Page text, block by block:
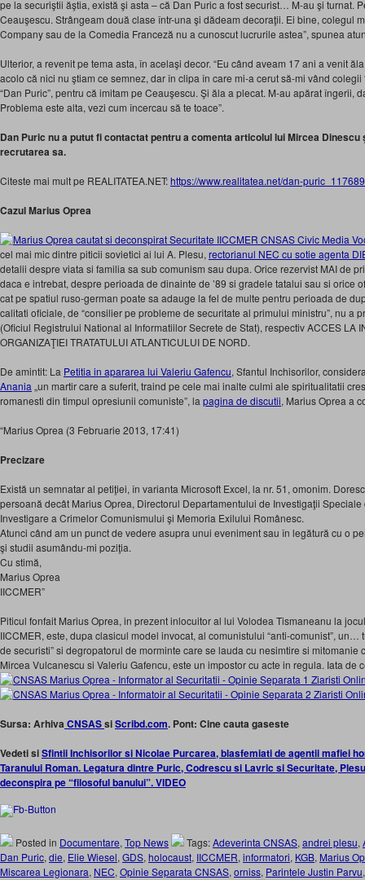
pe la securiştii ăştia, există şi asta – că Dan Puric a fost securist… M-au şi turnat.
Ceauşescu. Strângeam două clase într-una şi dădeam decoraţii. Ei bine, colegul
Company sau de la Comedia Franceză nu a cunoscut lucrurile astea”, spunea
Ulterior, a revenit pe tema asta, în acelaşi decor. “Eu când aveam 17 ani a venit
acolo că nici nu ştiam ce semnez, dar în clipa în care mi-a cerut să-mi vând colegii
“Dan Puric”, pentru că imitam pe Ceauşescu. Şi ăla a plecat. M-au apărat îngerii,
Problema este alta, vezi cum încercau să te toace”.
Dan Puric nu a putut fi contactat pentru a comenta articolul lui Mircea
recrutarea sa.
Citeste mai mult pe REALITATEA.NET:https://www.realitatea.net/dan-
Cazul Marius Oprea
cel mai mic dintre piticii sovietici ai lui A. Plesu, rectorianul NEC cu sotie agenta
detalii despre viata si familia sa sub comunism sau dupa. Orice rezervist MAI de
daca e intrebat, despre perioada de dinainte de ’89 si gradele tatalui sau si orice
cat pe spatiul ruso-german poate sa adauge la fel de multe pentru perioada de
calitati oficiale, de “consilier pe probleme de securitate al primului ministru”, nu a
(Oficiul Registrului National al Informatiilor Secrete de Stat), respectiv ACCES LA
ORGANIZAŢIEI TRATATULUI ATLANTICULUI DE NORD.
De amintit: La Petitia in apararea lui Valeriu Gafencu, Sfantul Inchisorilor,
Anania „un martir care a suferit, traind pe cele mai inalte culmi ale spiritualitatii
romanesti din timpul opresiunii comuniste”, la pagina de discutii, Marius Oprea a
“Marius Oprea (3 Februarie 2013, 17:41)
Precizare
Există un semnatar al petiţiei, în varianta Microsoft Excel, la nr. 51, omonim.
persoană decât Marius Oprea, Directorul Departamentului de Investigaţii
Investigare a Crimelor Comunismului şi Memoria Exilului Românesc.
Atunci când am un punct de vedere asupra unui eveniment sau în legătură cu o
şi studii asumându-mi poziţia.
Cu stimă,
Marius Oprea
IICCMER”
Piticul fonfait Marius Oprea, in prezent inlocuitor al lui Volodea Tismaneanu la
IICCMER, este, dupa clasicul model invocat, al comunistului “anti-comunist”, un…
de securisti” si degropatorul de morminte care se lauda cu nesimtire si mitomanie
Mircea Vulcanescu si Valeriu Gafencu, este un impostor cu acte in regula. Iata de
Sursa: Arhiva CNSASsiScribd.com. Pont: Cine cauta gaseste
Vedeti siSfintii Inchisorilor si Nicolae Purcarea, blasfemiati de agentii mafiei
Taranului Roman. Legatura dintre Puric, Codrescu si Lavric si Securitate,
deconspira pe “filosoful banului”. VIDEO
Posted in Documentare, Top News Tags:Adeverinta CNSAS, andrei plesu,
Dan Puric, die, Elie Wiesel, GDS, holocaust, IICCMER, informatori, KGB, Marius
Miscarea Legionara, NEC, Opinie Separata CNSAS, orniss, Parintele Justin Parvu